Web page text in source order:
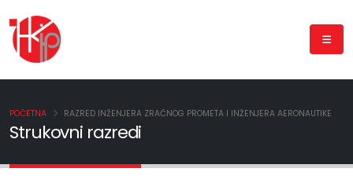
Strukovni razredi
POČETNA RAZRED INŽENJERA ZRAČNOG PROMETA I INŽENJERA AERONAUTIKE